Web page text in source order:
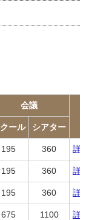
会議
ール シアター
195 360 詳
195 360 詳
195 360 詳
675 1100 詳